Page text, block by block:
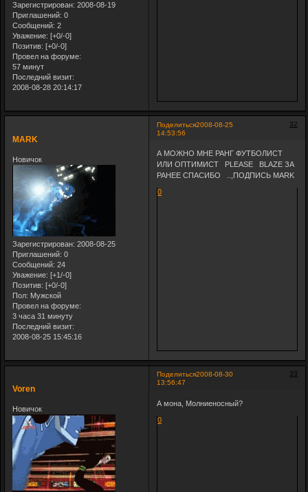
Зарегистрирован: 2008-08-19
Приглашений: 0
Сообщений: 2
Уважение: [+0/-0]
Позитив: [+0/-0]
Провел на форуме:
57 минут
Последний визит:
2008-08-28 20:14:17
Поделиться 32
2008-08-25
14:53:56
MARK
Новичок
Зарегистрирован: 2008-08-25
Приглашений: 0
Сообщений: 24
Уважение: [+1/-0]
Позитив: [+0/-0]
Пол: Мужской
Провел на форуме:
3 часа 31 минуту
Последний визит:
2008-08-25 15:45:16
А МОЖНО МНЕ РАНГ ФУТБОЛИСТ
ИЛИ ОПТИМИСТ PLEASE BLAZE ЗА
РАНЕЕ СПАСИБО ..,ПОДПИСЬ MARK
0
Поделиться 33
2008-08-30
13:56:47
Voren
Новичок
А мона, Молниеносный?
0